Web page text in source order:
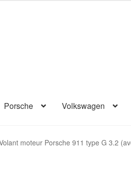
Porsche Volkswagen
moteur Porsche 911 type G 3.2